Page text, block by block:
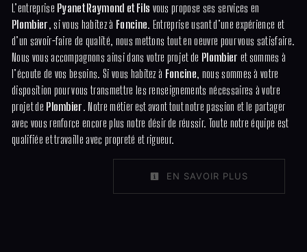
L’entreprise Pyanet Raymond et Fils vous propose ses services en
Plombier, si vous habitez à Foncine. Entreprise usant d’une expérience et
d’un savoir-faire de qualité, nous mettons tout en oeuvre pour vous satisfaire.
Nous vous accompagnons ainsi dans votre projet de Plombier et sommes à
l’écoute de vos besoins. Si vous habitez à Foncine, nous sommes à votre
disposition pour vous transmettre les renseignements nécessaires à votre
projet de Plombier. Notre métier est avant tout notre passion et le partager
avec vous renforce encore plus notre désir de réussir. Toute notre équipe est
qualifiée et travaille avec propreté et rigueur.
EN SAVOIR PLUS